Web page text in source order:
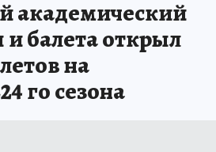
2026 16:19
академический
балета открыл